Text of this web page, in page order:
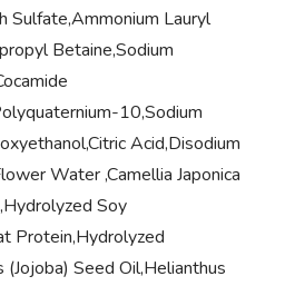
Sulfate,Ammonium Lauryl
Betaine,Sodium
10,Sodium
Acid,Disodium
Water ,Camellia Japonica
Soy
Protein,Hydrolyzed
(Jojoba) Seed Oil,Helianthus